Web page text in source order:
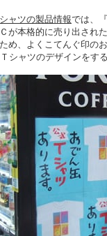
ャツの製品情報では、
が本格的に売り出され
め、よくこてんぐ印の
シャツのデザインをす